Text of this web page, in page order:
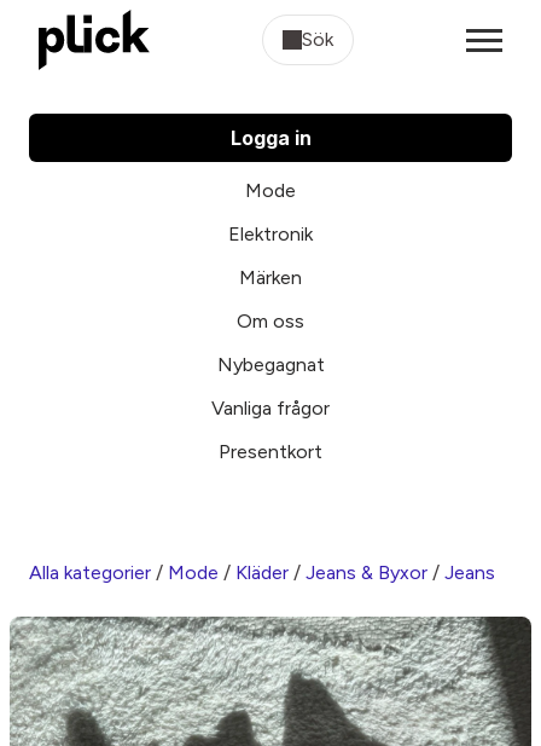
Sök
Logga in
Mode
Elektronik
Märken
Om oss
Nybegagnat
Vanliga frågor
Presentkort
Alla kategorier / Mode / Kläder / Jeans & Byxor / Jeans